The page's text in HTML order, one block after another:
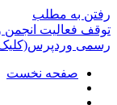
رفتن به مطلب
توقف فعالیت انجمن
رسمی وردپرس(کلیک
صفحه نخست